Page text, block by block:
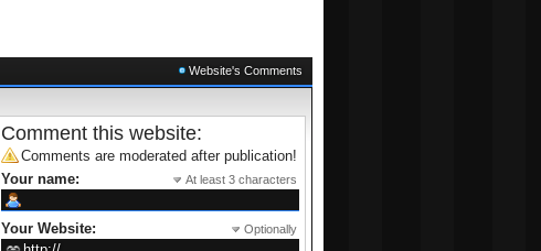
Website's Comments
Comment this website:
Comments are moderated after publication!
Your name:
At least 3 characters
Your Website: Optionally